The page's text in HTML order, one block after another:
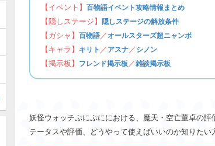
【イベント】 百物語イベント攻略情報まとめ
【隠しステージ】 隠しステージの解放条件
【ガシャ】 百物語／オールスターズ超ニャンボ
【キャラ】 キリト ／アスナ／シノン
【掲示板】 フレンド掲示板／雑談掲示板
妖怪ウォッチぷにぷににおける、魔天・空亡董卓の
テータスや評価、どうやって使えばいいのか知りたい